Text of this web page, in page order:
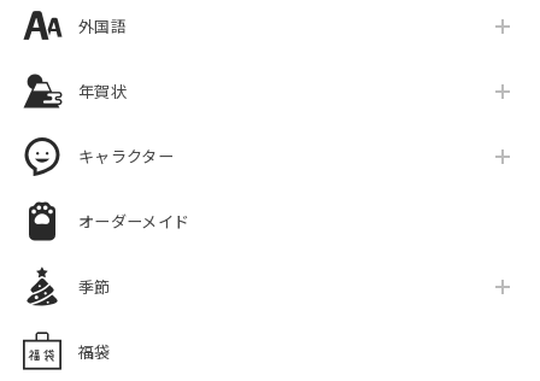
外国語
年賀状
キャラクター
オーダーメイド
季節
福袋